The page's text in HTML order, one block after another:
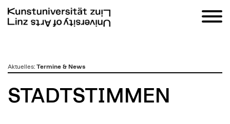
zumAktuelles: Termine & News
STADTSTIMMEN